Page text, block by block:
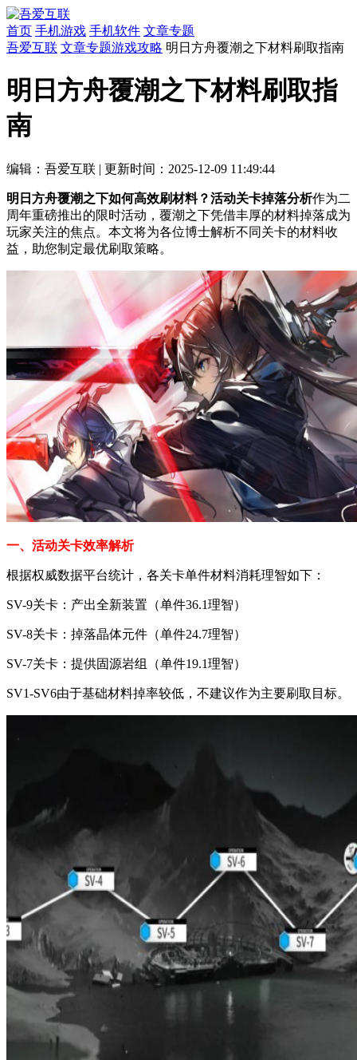
首页 手机游戏 手机软件 文章专题
吾爱互联 文章专题游戏攻略 明日方舟覆潮之下材料刷取指南
明日方舟覆潮之下材料刷取指
南
编辑：吾爱互联 | 更新时间：2025-12-09 11:49:44
明日方舟覆潮之下如何高效刷材料？活动关卡掉落分析作为二
周年重磅推出的限时活动，覆潮之下凭借丰厚的材料掉落成为
玩家关注的焦点。本文将为各位博士解析不同关卡的材料收
益，助您制定最优刷取策略。
一、活动关卡效率解析
根据权威数据平台统计，各关卡单件材料消耗理智如下：
SV-9关卡：产出全新装置（单件36.1理智）
SV-8关卡：掉落晶体元件（单件24.7理智）
SV-7关卡：提供固源岩组（单件19.1理智）
SV1-SV6由于基础材料掉率较低，不建议作为主要刷取目标。